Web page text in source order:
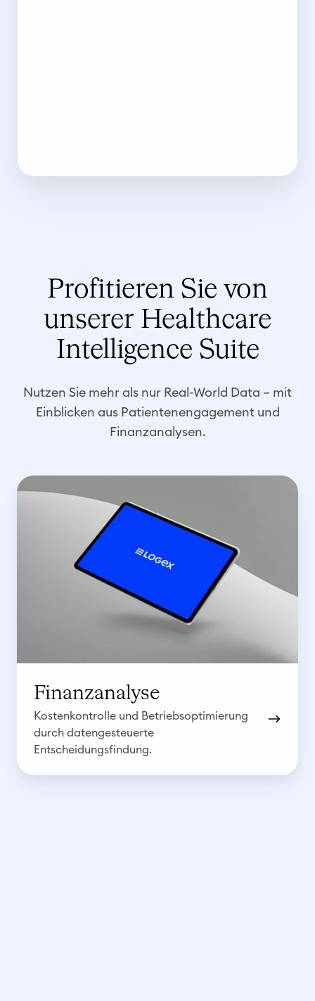
Profitieren Sie von
unserer Healthcare
Intelligence Suite
Nutzen Sie mehr als nur Real-World Data – mit
Einblicken aus Patientenengagement und
Finanzanalysen.
Finanzanalyse
Kostenkontrolle und Betriebsoptimierung
durch datengesteuerte
Entscheidungsfindung.
F
l